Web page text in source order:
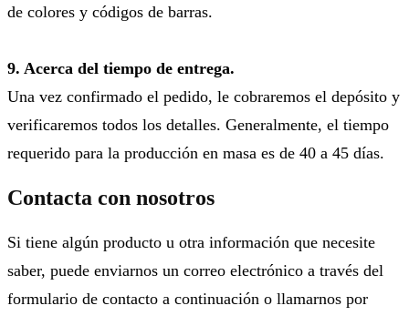
de colores y códigos de barras.
9. Acerca del tiempo de entrega.
Una vez confirmado el pedido, le cobraremos el depósito y
verificaremos todos los detalles. Generalmente, el tiempo
requerido para la producción en masa es de 40 a 45 días.
Contacta con nosotros
Si tiene algún producto u otra información que necesite
saber, puede enviarnos un correo electrónico a través del
formulario de contacto a continuación o llamarnos por